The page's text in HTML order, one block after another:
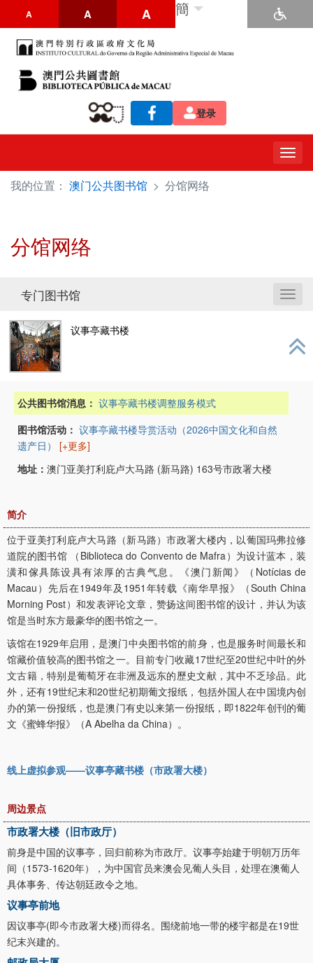
A A A 簡
登录
我的位置： 澳门公共图书馆 > 分馆网络
分馆网络
专门图书馆
议事亭藏书楼
公共图书馆消息： 议事亭藏书楼调整服务模式
图书馆活动： 议事亭藏书楼导赏活动（2026中国文化和自然
遗产日）
[+更多]
地址： 澳门亚美打利庇卢大马路 (新马路) 163号市政署大楼
简介
位于亚美打利庇卢大马路（新马路）市政署大楼内，以葡国玛弗拉修
道院的图书馆 （Biblioteca do Convento de Mafra）为设计蓝本，装
潢和傢具陈设具有浓厚的古典气息。《澳门新闻》（Notícias de
Macau）先后在1949年及1951年转载《南华早报》（South China
Morning Post）和发表评论文章，赞扬这间图书馆的设计，并认为该
馆是当时东方最豪华的图书馆之一。
该馆在1929年启用，是澳门中央图书馆的前身，也是服务时间最长和
馆藏价值较高的图书馆之一。目前专门收藏17世纪至20世纪中叶的外
文古籍，特别是葡萄牙在非洲及远东的歷史文献，其中不乏珍品。此
外，还有19世纪末和20世纪初期葡文报纸，包括外国人在中国境内创
办的第一份报纸，也是澳门有史以来第一份报纸，即1822年创刊的葡
文《蜜蜂华报》（A Abelha da China）。
线上虚拟参观——议事亭藏书楼（市政署大楼）
周边景点
市政署大楼（旧市政厅）
前身是中国的议事亭，回归前称为市政厅。议事亭始建于明朝万历年
间（1573-1620年），为中国官员来澳会见葡人头目，处理在澳葡人
具体事务、传达朝廷政令之地。
议事亭前地
因议事亭(即今市政署大楼)而得名。围绕前地一带的楼宇都是在19世
纪末兴建的。